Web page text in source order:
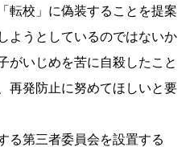
転校」に偽装することを提案
ようとしているのではないか
がいじめを苦に自殺したこと
再発防止に努めてほしいと要
第三者委員会を設置する